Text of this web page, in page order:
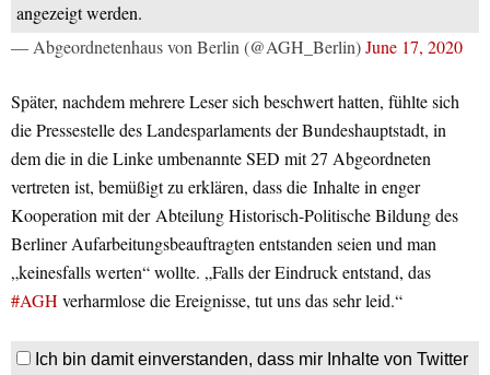
angezeigt werden.
— Abgeordnetenhaus von Berlin (@AGH_Berlin)June 17, 2020
Später, nachdem mehrere Leser sich beschwert hatten, fühlte sich
die Pressestelle des Landesparlaments der Bundeshauptstadt, in
dem die in die Linke umbenannte SED mit 27 Abgeordneten
vertreten ist, bemüßigt zu erklären, dass die Inhalte in enger
Kooperation mit der Abteilung Historisch-Politische Bildung des
Berliner Aufarbeitungsbeauftragten entstanden seien und man
„keinesfalls werten“ wollte. „Falls der Eindruck entstand, das
#AGH verharmlose die Ereignisse, tut uns das sehr leid.“
Ich bin damit einverstanden, dass mir Inhalte von Twitter